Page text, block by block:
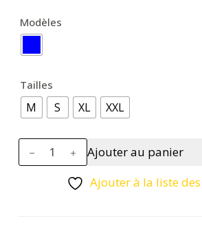
Modèles
Tailles
M S XL XXL
quantité
de
Ajouter au panier
Ajouter à la liste